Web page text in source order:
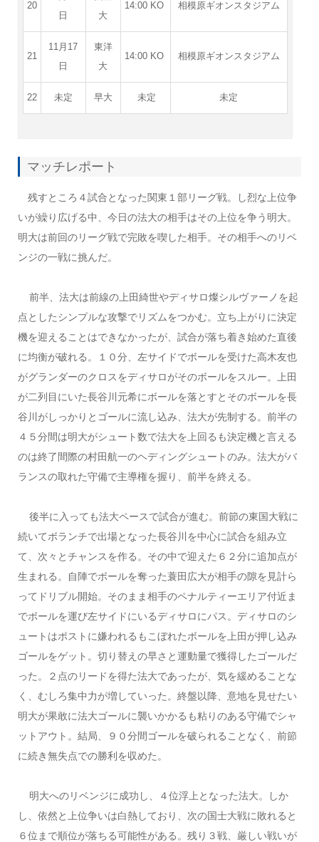
20
日
大
14:00 KO 相模原ギオンスタジアム
21
11月17
日
東洋
大
14:00 KO 相模原ギオンスタジアム
22 未定 早大 未定 未定
マッチレポート
残すところ４試合となった関東１部リーグ戦。し烈な上位争
いが繰り広げる中、今日の法大の相手はその上位を争う明大。
明大は前回のリーグ戦で完敗を喫した相手。その相手へのリベ
ンジの一戦に挑んだ。
前半、法大は前線の上田綺世やディサロ燦シルヴァーノを起
点としたシンプルな攻撃でリズムをつかむ。立ち上がりに決定
機を迎えることはできなかったが、試合が落ち着き始めた直後
に均衡が破れる。１０分、左サイドでボールを受けた高木友也
がグランダーのクロスをディサロがそのボールをスルー。上田
が二列目にいた長谷川元希にボールを落とすとそのボールを長
谷川がしっかりとゴールに流し込み、法大が先制する。前半の
４５分間は明大がシュート数で法大を上回るも決定機と言える
のは終了間際の村田航一のヘディングシュートのみ。法大がバ
ランスの取れた守備で主導権を握り、前半を終える。
後半に入っても法大ペースで試合が進む。前節の東国大戦に
続いてボランチで出場となった長谷川を中心に試合を組み立
て、次々とチャンスを作る。その中で迎えた６２分に追加点が
生まれる。自陣でボールを奪った蓑田広大が相手の隙を見計ら
ってドリブル開始。そのまま相手のペナルティーエリア付近ま
でボールを運び左サイドにいるディサロにパス。ディサロのシ
ュートはポストに嫌われるもこぼれたボールを上田が押し込み
ゴールをゲット。切り替えの早さと運動量で獲得したゴールだ
った。２点のリードを得た法大であったが、気を緩めることな
く、むしろ集中力が増していった。終盤以降、意地を見せたい
明大が果敢に法大ゴールに襲いかかるも粘りのある守備でシャ
ットアウト。結局、９０分間ゴールを破られることなく、前節
に続き無失点での勝利を収めた。
明大へのリベンジに成功し、４位浮上となった法大。しか
し、依然と上位争いは白熱しており、次の国士大戦に敗れると
６位まで順位が落ちる可能性がある。残り３戦、厳しい戦いが